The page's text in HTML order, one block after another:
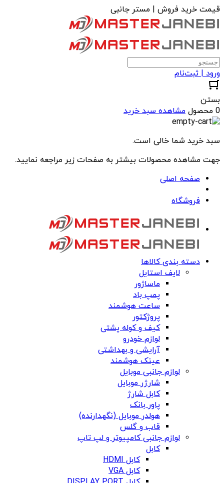
قیمت خرید فروش | مستر جانبی
ورود | ثبت‌نام
بستن
0 محصول
مشاهده سبد خرید
سبد خرید شما خالی است.
جهت مشاهده محصولات بیشتر به صفحات زیر مراجعه نمایید.
صفحه اصلی
فروشگاه
دسته بندی کالاها
لایف استایل
ماساژور
پمپ باد
ساعت هوشمند
پروژکتور
کیف و کوله پشتی
لوازم خودرو
آرایشی و بهداشتی
عینک هوشمند
لوازم جانبی موبایل
شارژر موبایل
کابل شارژ
پاور بانک
هولدر موبایل (نگهدارنده)
قاب و گلس
لوازم جانبی کامپیوتر و لپ تاپ
کابل
کابل HDMI
کابل VGA